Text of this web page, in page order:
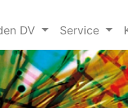
DV Service